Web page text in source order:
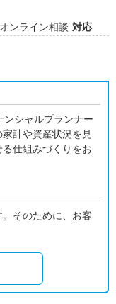
オンライン相談 対応
シャルプランナー
計や資産状況を見
仕組みづくりをお
そのために、お客